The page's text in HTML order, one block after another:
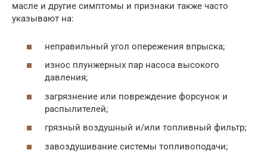
масле и другие симптомы и признаки также часто
указывают на:
неправильный угол опережения впрыска;
износ плунжерных пар насоса высокого
давления;
загрязнение или повреждение форсунок и
распылителей;
грязный воздушный и/или топливный фильтр;
завоздушивание системы топливоподачи;